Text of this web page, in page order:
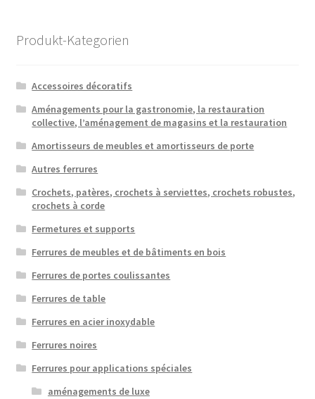
Produkt-Kategorien
Accessoires décoratifs
Aménagements pour la gastronomie, la restauration
collective, l’aménagement de magasins et la restauration
Amortisseurs de meubles et amortisseurs de porte
Autres ferrures
Crochets, patères, crochets à serviettes, crochets robustes,
crochets à corde
Fermetures et supports
Ferrures de meubles et de bâtiments en bois
Ferrures de portes coulissantes
Ferrures de table
Ferrures en acier inoxydable
Ferrures noires
Ferrures pour applications spéciales
aménagements de luxe